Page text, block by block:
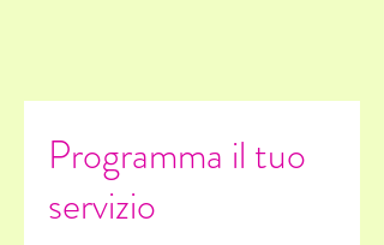
Programma il tuo
servizio